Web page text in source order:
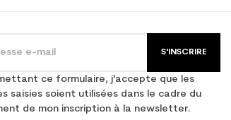
S'INSCRIRE
ce formulaire, j'accepte que les
saisies soient utilisées dans le cadre du
de mon inscription à la newsletter.